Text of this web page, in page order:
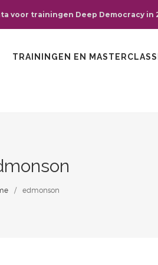
voor trainingen Deep Democracy in
TRAININGEN EN
/ edmonson